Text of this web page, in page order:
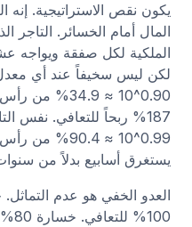
يكون نقص الاستراتيجية. إنه
الملكية لكل صفقة ويواجه
لكن ليس سخيفاً عند أي
0.90^10 ≈
يستغرق أسابيع بدلاً من